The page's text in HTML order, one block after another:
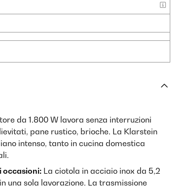
da 1.800 W lavora senza interruzioni
pane rustico, brioche. La Klarstein
intenso, tanto in cucina domestica
occasioni: La ciotola in acciaio inox da 5,2
una sola lavorazione. La trasmissione